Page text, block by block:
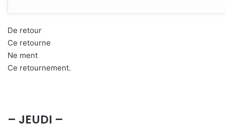
De retour
Ce retourne
Ne ment
Ce retournement.
– JEUDI –